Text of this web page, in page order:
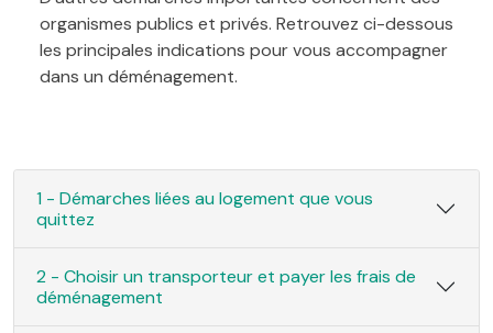
organismes publics et privés. Retrouvez ci-dessous
les principales indications pour vous accompagner
dans un déménagement.
1 - Démarches liées au logement que vous
quittez
2 - Choisir un transporteur et payer les frais de
déménagement